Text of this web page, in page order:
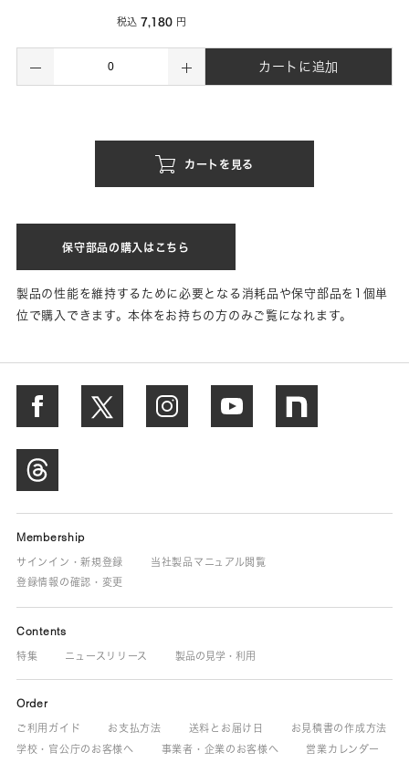
税込 7,180 円
カートに追加
カートを見る
保守部品の購入はこちら
製品の性能を維持するために必要となる消耗品や保守部品を1個単
位で購入できます。本体をお持ちの方のみご覧になれます。
Membership
サインイン・新規登録
当社製品マニュアル閲覧
登録情報の確認・変更
Contents
特集 ニュースリリース 製品の見学・利用
Order
ご利用ガイド お支払方法 送料とお届け日
お見積書の作成方法
学校・官公庁のお客様へ
事業者・企業のお客様へ 営業カレンダー